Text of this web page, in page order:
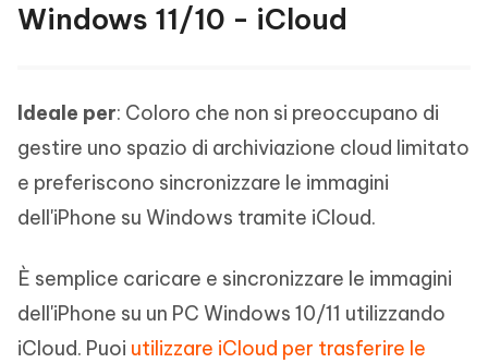
Windows 11/10 - iCloud
Ideale per: Coloro che non si preoccupano di
gestire uno spazio di archiviazione cloud limitato
e preferiscono sincronizzare le immagini
dell'iPhone su Windows tramite iCloud.
È semplice caricare e sincronizzare le immagini
dell'iPhone su un PC Windows 10/11 utilizzando
iCloud. Puoi utilizzare iCloud per trasferire le